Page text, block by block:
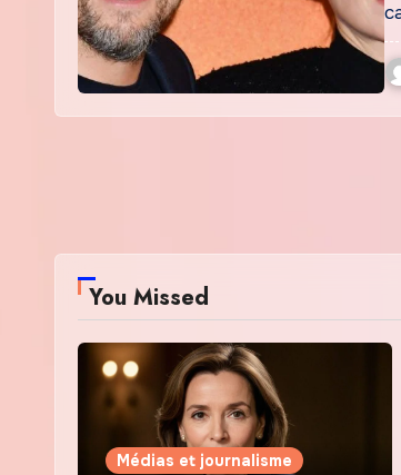
You Missed
Médias et journalisme